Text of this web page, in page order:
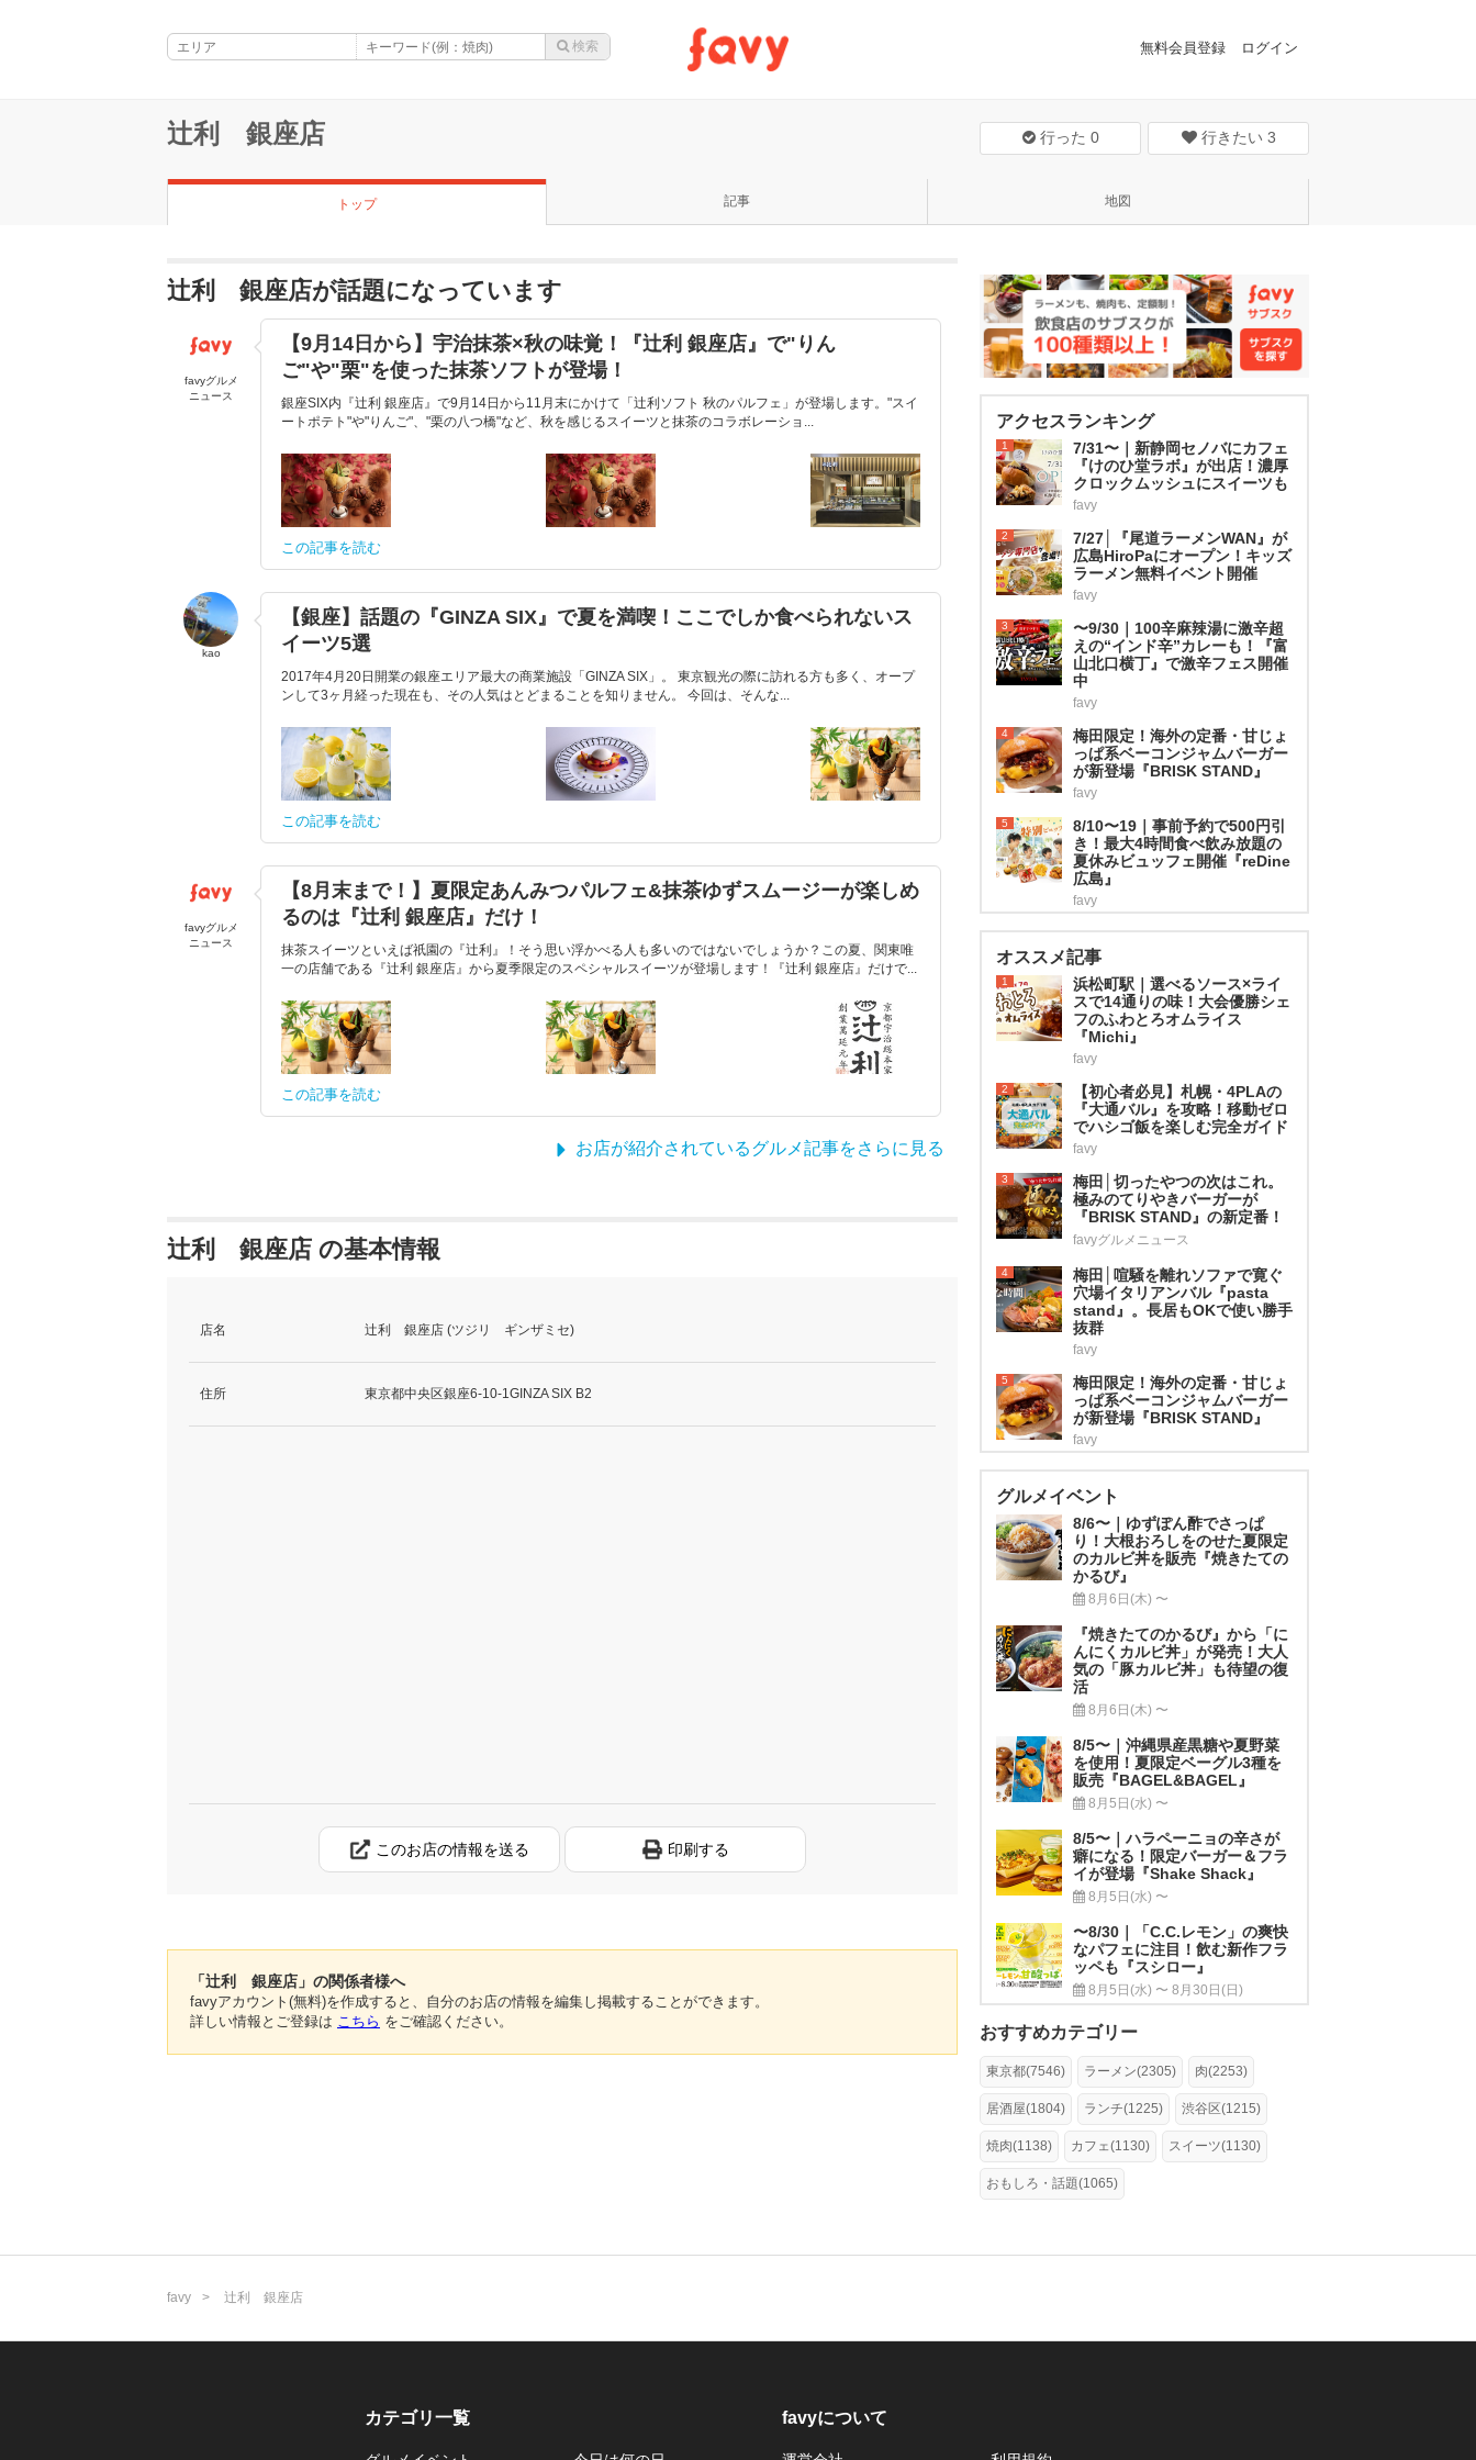
無料会員登録 ログイン
辻利 銀座店 行った 0 行きたい 3
トップ 記事 地図
辻利 銀座店が話題になっています
favyグルメ
ニュース
【9月14日から】宇治抹茶×秋の味覚！『辻利 銀座店』で"りん
ご"や"栗"を使った抹茶ソフトが登場！
銀座SIX内『辻利 銀座店』で9月14日から11月末にかけて「辻利ソフト 秋のパルフェ」が登場します。"スイ
ートポテト"や"りんご"、"栗の八つ橋"など、秋を感じるスイーツと抹茶のコラボレーショ...
この記事を読む
kao
【銀座】話題の『GINZA SIX』で夏を満喫！ここでしか食べられないス
イーツ5選
2017年4月20日開業の銀座エリア最大の商業施設「GINZA SIX」。 東京観光の際に訪れる方も多く、オープ
ンして3ヶ月経った現在も、その人気はとどまることを知りません。 今回は、そんな...
この記事を読む
favyグルメ
ニュース
【8月末まで！】夏限定あんみつパルフェ&抹茶ゆずスムージーが楽しめ
るのは『辻利 銀座店』だけ！
抹茶スイーツといえば祇園の『辻利』！そう思い浮かべる人も多いのではないでしょうか？この夏、関東唯
一の店舗である『辻利 銀座店』から夏季限定のスペシャルスイーツが登場します！『辻利 銀座店』だけで...
この記事を読む
お店が紹介されているグルメ記事をさらに見る
辻利 銀座店 の基本情報
店名 辻利 銀座店 (ツジリ ギンザミセ)
住所 東京都中央区銀座6-10-1GINZA SIX B2
このお店の情報を送る 印刷する
「辻利 銀座店」の関係者様へ
favyアカウント(無料)を作成すると、自分のお店の情報を編集し掲載することができます。
詳しい情報とご登録は こちら をご確認ください。
アクセスランキング
1
7/31〜｜新静岡セノバにカフェ
『けのひ堂ラボ』が出店！濃厚
クロックムッシュにスイーツも
favy
2
7/27│『尾道ラーメンWAN』が
広島HiroPaにオープン！キッズ
ラーメン無料イベント開催
favy
3
〜9/30｜100辛麻辣湯に激辛超
えの“インド辛”カレーも！『富
山北口横丁』で激辛フェス開催
中
favy
4
梅田限定！海外の定番・甘じょ
っぱ系ベーコンジャムバーガー
が新登場『BRISK STAND』
favy
5
8/10〜19｜事前予約で500円引
き！最大4時間食べ飲み放題の
夏休みビュッフェ開催『reDine
広島』
favy
オススメ記事
1
浜松町駅｜選べるソース×ライ
スで14通りの味！大会優勝シェ
フのふわとろオムライス
『Michi』
favy
2
【初心者必見】札幌・4PLAの
『大通バル』を攻略！移動ゼロ
でハシゴ飯を楽しむ完全ガイド
favy
3
梅田│切ったやつの次はこれ。
極みのてりやきバーガーが
『BRISK STAND』の新定番！
favyグルメニュース
4
梅田│喧騒を離れソファで寛ぐ
穴場イタリアンバル『pasta
stand』。長居もOKで使い勝手
抜群
favy
5
梅田限定！海外の定番・甘じょ
っぱ系ベーコンジャムバーガー
が新登場『BRISK STAND』
favy
グルメイベント
8/6〜｜ゆずぽん酢でさっぱ
り！大根おろしをのせた夏限定
のカルビ丼を販売『焼きたての
かるび』
8月6日(木) 〜
『焼きたてのかるび』から「に
んにくカルビ丼」が発売！大人
気の「豚カルビ丼」も待望の復
活
8月6日(木) 〜
8/5〜｜沖縄県産黒糖や夏野菜
を使用！夏限定ベーグル3種を
販売『BAGEL&BAGEL』
8月5日(水) 〜
8/5〜｜ハラペーニョの辛さが
癖になる！限定バーガー＆フラ
イが登場『Shake Shack』
8月5日(水) 〜
〜8/30｜「C.C.レモン」の爽快
なパフェに注目！飲む新作フラ
ッペも『スシロー』
8月5日(水) 〜 8月30日(日)
おすすめカテゴリー
東京都(7546) ラーメン(2305) 肉(2253)
居酒屋(1804) ランチ(1225) 渋谷区(1215)
焼肉(1138) カフェ(1130) スイーツ(1130)
おもしろ・話題(1065)
favy 辻利 銀座店
カテゴリ一覧 favyについて